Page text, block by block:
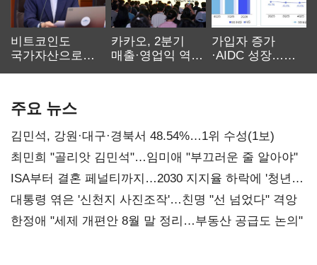
비트코인도
국가자산으로…'
카카오, 2분기
매출·영업익 역대
가입자 증가
·AIDC 성장…
주요 뉴스
김민석, 강원·대구·경북서 48.54%…1위 수성(1보)
최민희 "골리앗 김민석"…임미애 "부끄러운 줄 알아야"
ISA부터 결혼 페널티까지…2030 지지율 하락에 '청년
챙기기'
대통령 엮은 '신천지 사진조작'…친명 "선 넘었다" 격앙
한정애 "세제 개편안 8월 말 정리…부동산 공급도 논의"